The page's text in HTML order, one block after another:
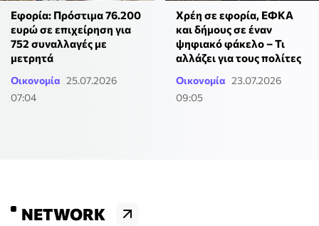
Εφορία: Πρόστιμα 76.200
ευρώ σε επιχείρηση για
752 συναλλαγές με
μετρητά
Οικονομία 25.07.2026
07:04
Χρέη σε εφορία, ΕΦΚΑ
και δήμους σε έναν
ψηφιακό φάκελο – Τι
αλλάζει για τους πολίτες
Οικονομία 23.07.2026
09:05
NETWORK